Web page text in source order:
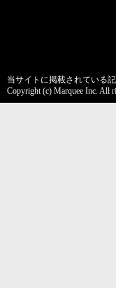
当サイトに掲載されている
Copyright (c) Marquee Inc. All